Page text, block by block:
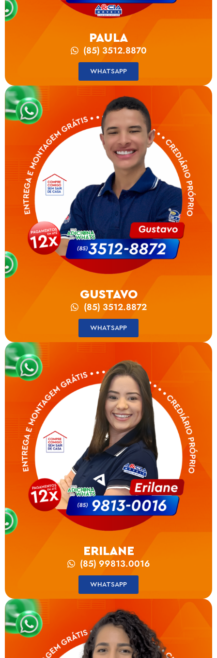
PAULA
(85) 3512.8870
WHATSAPP
GUSTAVO
(85) 3512.8872
WHATSAPP
ERILANE
(85) 99813.0016
WHATSAPP